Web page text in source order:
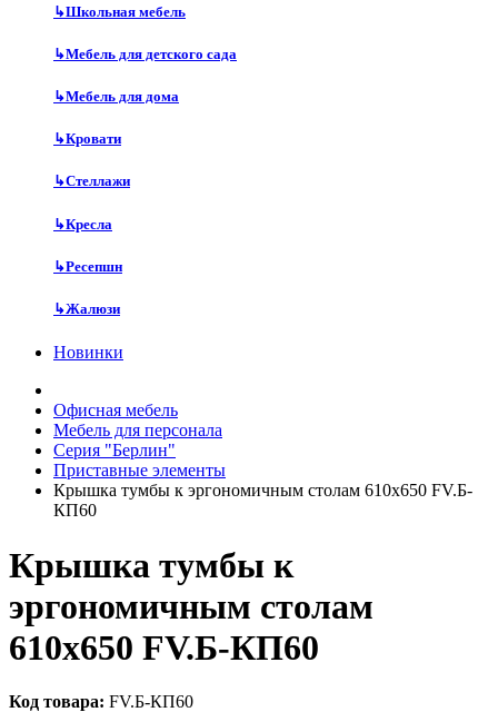
↳Школьная мебель
↳Мебель для детского сада
↳Мебель для дома
↳Кровати
↳Стеллажи
↳Кресла
↳Ресепшн
↳Жалюзи
Новинки
Офисная мебель
Мебель для персонала
Серия "Берлин"
Приставные элементы
Крышка тумбы к эргономичным столам 610х650 FV.Б-
КП60
Крышка тумбы к
эргономичным столам
610х650 FV.Б-КП60
Код товара: FV.Б-КП60